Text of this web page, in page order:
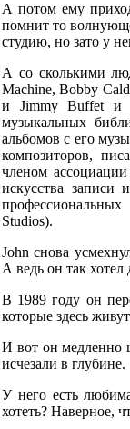
А потом ему
помнит то
студию, но зато у
А со сколькими
Machine, Bobby
и Jimmy Buffet и
музыкальных
альбомов с его
композиторов,
членом
искусства записи
Studios).
John снова
А ведь он так хотел
В 1989 году он
которые здесь
И вот он медленно
исчезали в глубине.
У него есть
хотеть? Наверное,